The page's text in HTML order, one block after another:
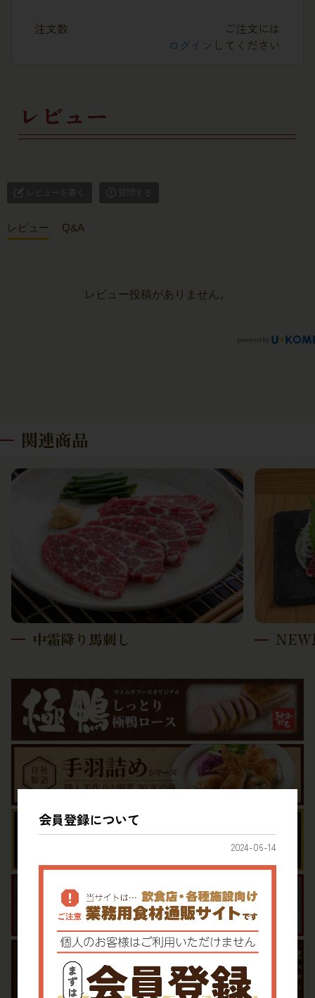
注文数
ご注文には
ログイン してください
レビュー
レビューを書く 質問する
レビュー Q&A
レビュー投稿がありません。
関連商品
中霜降り馬刺し NEW
会員登録について
2024-06-14